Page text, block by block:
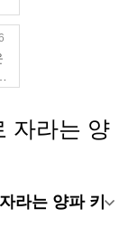
자라는 양
라는 양파 키